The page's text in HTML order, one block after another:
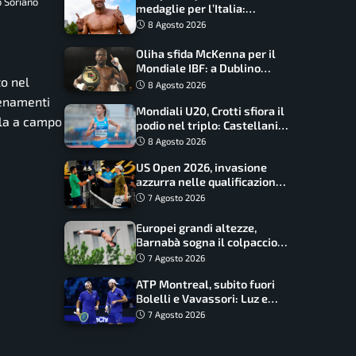
nel
a campo
medaglie per l’Italia:
Paltrinieri guida la staffetta,
grandi altezze
8 Agosto 2026
Oliha sfida McKenna per il
Mondiale IBF: a Dublino
serve l’impresa nella tana
8 Agosto 2026
Mondiali U20, Crotti sfiora il
podio nel triplo: Castellani
da record, Succo in finale
8 Agosto 2026
US Open 2026, invasione
azzurra nelle qualificazioni:
17 italiani a caccia del main
7 Agosto 2026
Europei grandi altezze,
Barnabà sogna il colpaccio:
è leader a metà gara, Baraldi
7 Agosto 2026
ATP Montreal, subito fuori
Bolelli e Vavassori: Luz e
Matos fermano gli azzurri
7 Agosto 2026